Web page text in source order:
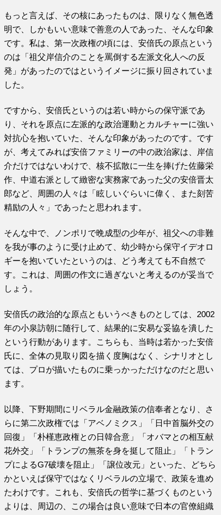
もっと言えば、その核にあったものは、限りなく無色透
明で、しかもいい意味で善意の人であった、そんな印象
です。私は、第一次政権の頃には、安倍氏の原点という
のは「祖父岸信介のことを罵倒する左派文化人への反
発」があったのではというイメージに振り回されていま
した。
ですから、安倍氏というのは若い時からの保守派であ
り、それを原点に左派的な政治運動とカルチャーに強い
対抗心を抱いていた、そんな印象があったのです。です
が、考えてみれば安倍ファミリーの中の政治家は、岸信
介だけではないわけで、核不拡散に一生を捧げた佐藤栄
作、中道右派として緻密な実務家であった父の安倍晋太
郎など、周囲の人々は「眩しいぐらいに偉く、また刻苦
精励の人々」であったと思われます。
そんな中で、ノンポリで晩成型の少年が、祖父への非難
を我が事のように受け止めて、幼少時から保守イデオロ
ギーを抱いていたというのは、どう考えても不自然で
す。これは、周囲の作文に過ぎないと考えるのが妥当で
しょう。
安倍氏の政治的な原点ともいうべきものとしては、2002
年の小泉訪朝に随行して、結果的に安易な妥協を潰した
という行動があります。こちらも、当時は若かった安倍
氏に、全体の見取り図を描く度胸はなく、シナリオとし
ては、プロが描いたものに乗っかっただけなのだと思い
ます。
以降、下野期間にリベラル金融政策の信奉者となり、さ
らに第二次政権では「アベノミクス」「日中首脳外交の
回復」「朴槿恵政権との日韓合意」「オバマとの相互献
花外交」「トランプの無茶を身を挺して阻止」「トラン
プによるG7破壊を阻止」「譲位改元」といった、どちら
かといえば保守ではなくリベラルの立場で、政策を進め
たわけです。これも、安倍氏の哲学に基づくものという
よりは、周辺の、この場合は良い意味で日本の官僚組織